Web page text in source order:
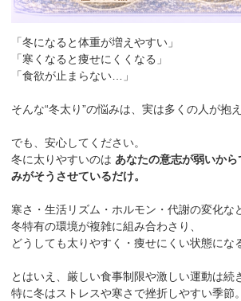
「冬になると体重が増えやすい」
「寒くなると痩せにくくなる」
「食欲が止まらない…」
そんな“冬太り”の悩みは、実は多くの人が抱
でも、安心してください。
冬に太りやすいのはあなたの意志が弱いか
みがそうさせているだけ。
寒さ・生活リズム・ホルモン・代謝の変化な
冬特有の環境が複雑に組み合わさり、
どうしても太りやすく・痩せにくい状態にな
とはいえ、厳しい食事制限や激しい運動は続
特に冬はストレスや寒さで挫折しやすい季節。